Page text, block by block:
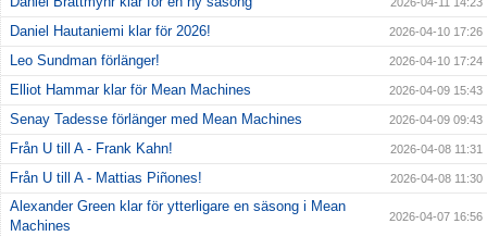
2026-04-11 14:23
Daniel Hautaniemi klar för 2026! 2026-04-10 17:26
Leo Sundman förlänger! 2026-04-10 17:24
Elliot Hammar klar för Mean Machines 2026-04-09 15:43
Senay Tadesse förlänger med Mean Machines 2026-04-09 09:43
Från U till A - Frank Kahn! 2026-04-08 11:31
Från U till A - Mattias Piñones! 2026-04-08 11:30
Alexander Green klar för ytterligare en säsong i Mean
Machines
2026-04-07 16:56